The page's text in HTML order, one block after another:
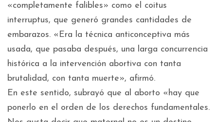
«completamente falibles» como el coitus
interruptus, que generó grandes cantidades de
embarazos. «Era la técnica anticonceptiva más
usada, que pasaba después, una larga concurrencia
histórica a la intervención abortiva con tanta
brutalidad, con tanta muerte», afirmó.
En este sentido, subrayó que al aborto «hay que
ponerlo en el orden de los derechos fundamentales.